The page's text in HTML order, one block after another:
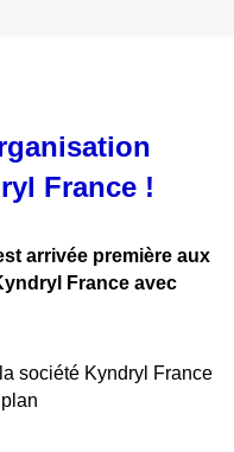
France !
arrivée première aux
France avec
société Kyndryl France